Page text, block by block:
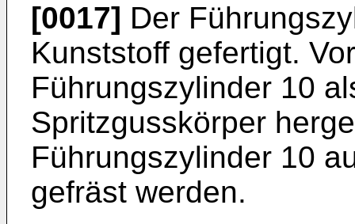
[0017] Der
Kunststoff gefertigt.
Führungszylinder 10
Spritzgusskörper
Führungszylinder 10
gefräst werden.